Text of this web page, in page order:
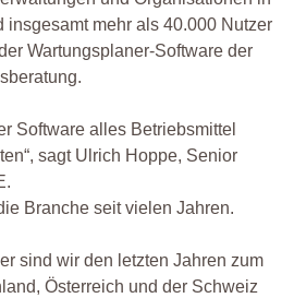
insgesamt mehr als 40.000 Nutzer
Wartungsplaner-Software der
Software alles Betriebsmittel
sagt Ulrich Hoppe, Senior
Branche seit vielen Jahren.
sind wir den letzten Jahren zum
Österreich und der Schweiz